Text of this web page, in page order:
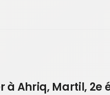
Ahriq, Martil, 2e